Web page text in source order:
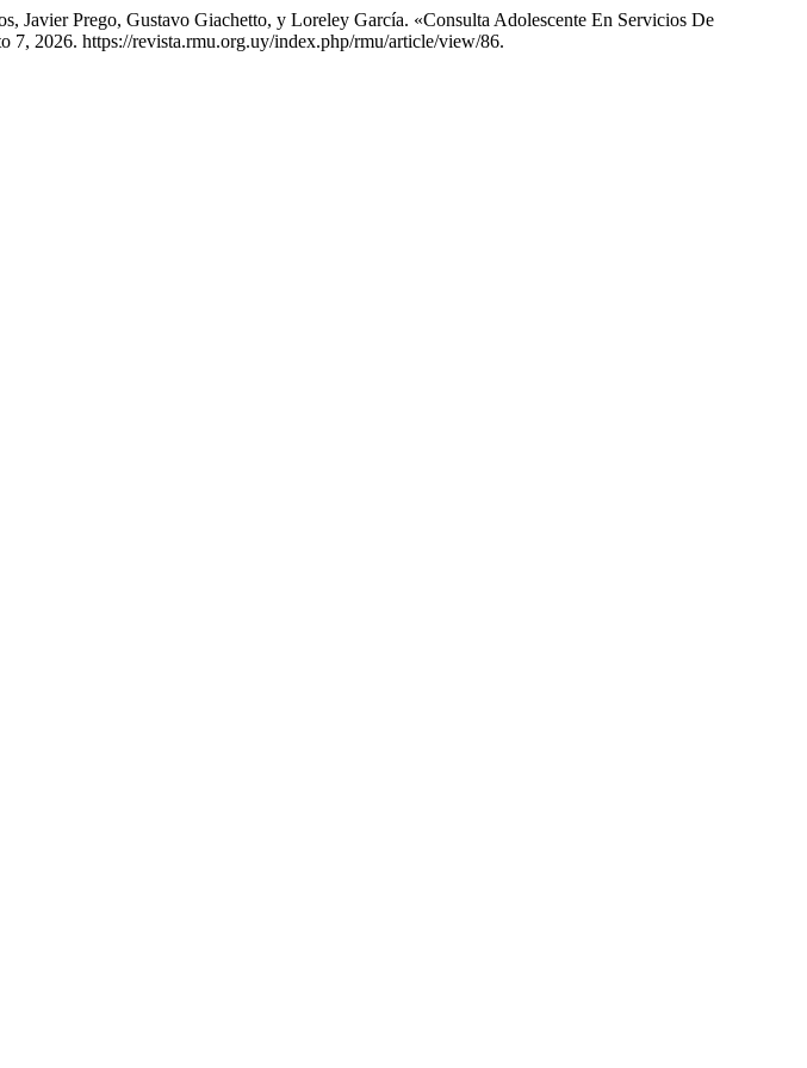
Javier Prego, Gustavo Giachetto, y Loreley García. «Consulta Adolescente En Servicios De
7, 2026. https://revista.rmu.org.uy/index.php/rmu/article/view/86.